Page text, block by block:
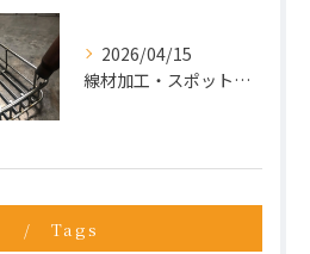
2026/04/15
線材加工・スポット溶接ならお任せ
Tags